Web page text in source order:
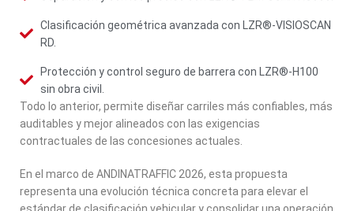
Clasificación geométrica avanzada con LZR®-VISIOSCAN
RD.
Protección y control seguro de barrera con LZR®-H100
sin obra civil.
Todo lo anterior, permite diseñar carriles más confiables, más
auditables y mejor alineados con las exigencias
contractuales de las concesiones actuales.
En el marco de ANDINATRAFFIC 2026, esta propuesta
representa una evolución técnica concreta para elevar el
estándar de clasificación vehicular y consolidar una operación